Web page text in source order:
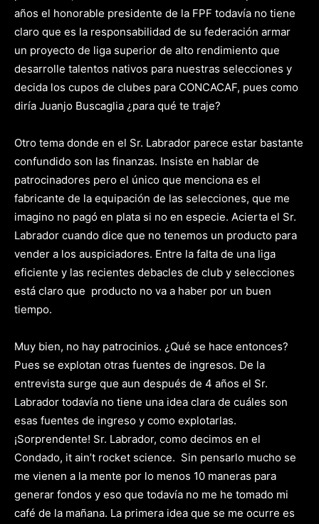
años el honorable presidente de la FPF todavía no tiene
claro que es la responsabilidad de su federación armar
un proyecto de liga superior de alto rendimiento que
desarrolle talentos nativos para nuestras selecciones y
decida los cupos de clubes para CONCACAF, pues como
diría Juanjo Buscaglia ¿para qué te traje?
Otro tema donde en el Sr. Labrador parece estar bastante
confundido son las finanzas. Insiste en hablar de
patrocinadores pero el único que menciona es el
fabricante de la equipación de las selecciones, que me
imagino no pagó en plata si no en especie. Acierta el Sr.
Labrador cuando dice que no tenemos un producto para
vender a los auspiciadores. Entre la falta de una liga
eficiente y las recientes debacles de club y selecciones
está claro que producto no va a haber por un buen
tiempo.
Muy bien, no hay patrocinios. ¿Qué se hace entonces?
Pues se explotan otras fuentes de ingresos. De la
entrevista surge que aun después de 4 años el Sr.
Labrador todavía no tiene una idea clara de cuáles son
esas fuentes de ingreso y como explotarlas.
¡Sorprendente! Sr. Labrador, como decimos en el
Condado, it ain’t rocket science. Sin pensarlo mucho se
me vienen a la mente por lo menos 10 maneras para
generar fondos y eso que todavía no me he tomado mi
café de la mañana. La primera idea que se me ocurre es